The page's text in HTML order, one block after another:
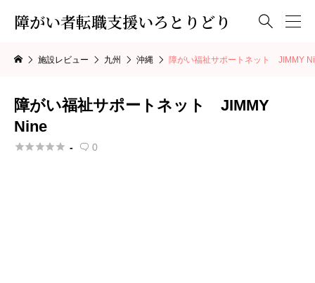
障がい者転職支援いろとりどり 
施設レビュー 九州 沖縄 障がい福祉サポートネット JIMMY
障がい福祉サポートネット JIMMY
Nine
 -  0